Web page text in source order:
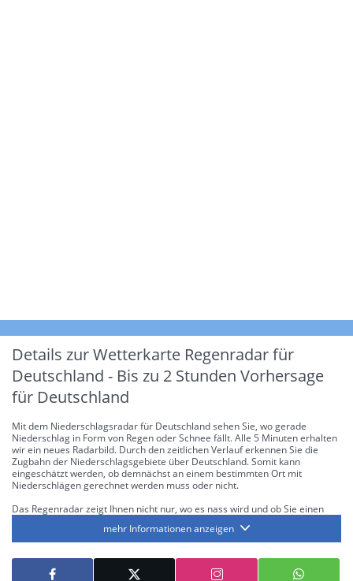
Details zur Wetterkarte Regenradar für
Deutschland - Bis zu 2 Stunden Vorhersage
für Deutschland
Mit dem Niederschlagsradar für Deutschland sehen Sie, wo gerade
Niederschlag in Form von Regen oder Schnee fällt. Alle 5 Minuten erhalten
wir ein neues Radarbild. Durch den zeitlichen Verlauf erkennen Sie die
Zugbahn der Niederschlagsgebiete über Deutschland. Somit kann
eingeschätzt werden, ob demnächst an einem bestimmten Ort mit
Niederschlägen gerechnet werden muss oder nicht.
Das Regenradar zeigt Ihnen nicht nur, wo es nass wird und ob Sie einen
die Niederschlagsintensität. Diese bezieht sich laut offiziellen Richtlinien
jeweils auf die Niederschlagsmenge in l/m² pro Stunde Regen- bzw.
Schneefall. Die 6 Stufen sind wie folgt gegliedert: Die hellen Blautöne
symbolisieren leichte bis mäßige Regen- bzw. Schneefälle mit einer
mehr Informationen anzeigen